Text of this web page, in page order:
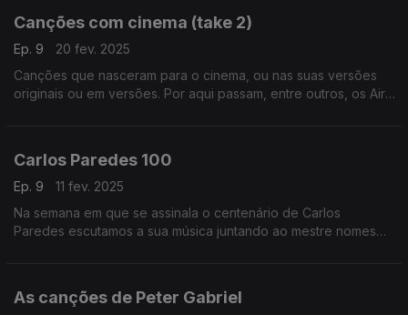
Canções com cinema (take 2)
Ep. 9
20 fev. 2025
Canções que nasceram para o cinema, ou nas suas versões
originais ou em versões. Por aqui passam, entre outros, os Air,
Carlos Paredes 100
Ep. 9
11 fev. 2025
Na semana em que se assinala o centenário de Carlos
Paredes escutamos a sua música juntando ao mestre nomes
As canções de Peter Gabriel